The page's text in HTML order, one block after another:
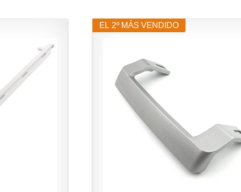
EL 2º MÁS VENDIDO